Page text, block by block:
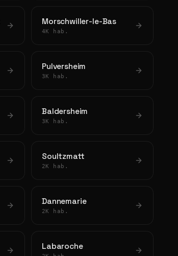
Morschwiller-le-Bas
4K hab.
Pulversheim
3K hab.
Baldersheim
3K hab.
Soultzmatt
2K hab.
Dannemarie
2K hab.
Labaroche